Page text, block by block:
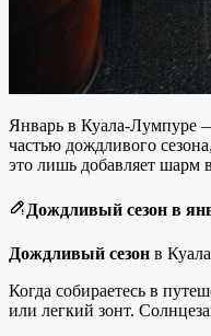
Январь в Куала-Лумпуре —
частью дождливого
это лишь добавляет шарм
Дождливый сезон в
Дождливый сезон в
Когда собираетесь в
или легкий зонт.